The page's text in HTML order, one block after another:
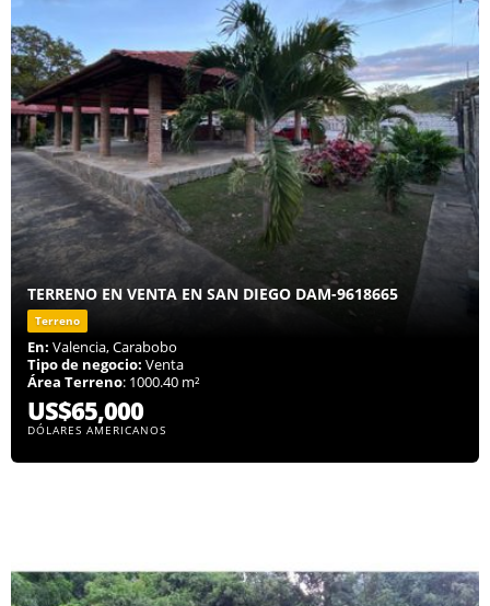
TERRENO EN VENTA EN SAN DIEGO DAM-9618665
Terreno
En: Valencia, Carabobo
Tipo de negocio: Venta
Área Terreno: 1000.40 m²
US$65,000
DÓLARES AMERICANOS